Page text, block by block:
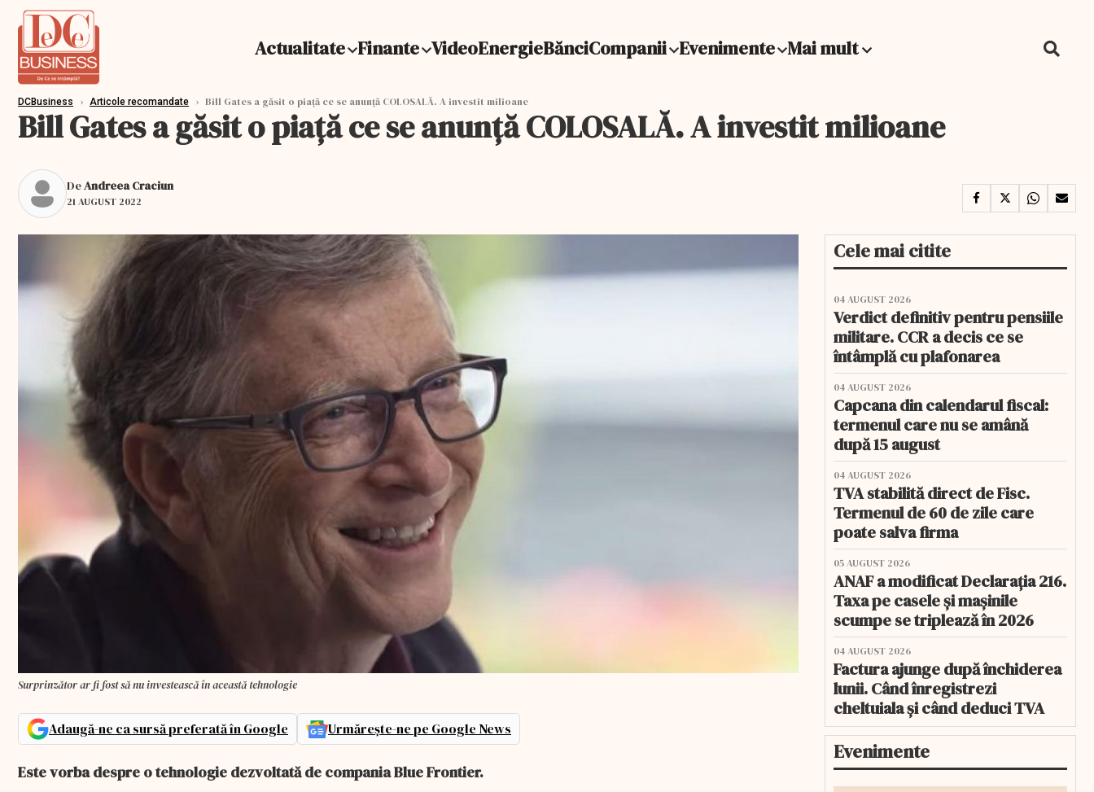
Actualitate Finante VideoEnergieBănciCompanii Evenimente Mai mult
DCBusiness › Articole recomandate › Bill Gates a găsit o piață ce se anunță COLOSALĂ. A investit milioane
Bill Gates a găsit o piață ce se anunță COLOSALĂ. A investit milioane
DeAndreea Craciun
21 AUGUST 2022
Surprinzător ar fi fost să nu investească în această tehnologie
Adaugă-ne ca sursă preferată în Google Urmărește-ne pe Google News
Este vorba despre o tehnologie dezvoltată de compania Blue Frontier.
Cele mai citite
04 AUGUST 2026
Verdict definitiv pentru pensiile
militare. CCR a decis ce se
întâmplă cu plafonarea
04 AUGUST 2026
Capcana din calendarul fiscal:
termenul care nu se amână
după 15 august
04 AUGUST 2026
TVA stabilită direct de Fisc.
Termenul de 60 de zile care
poate salva firma
05 AUGUST 2026
ANAF a modificat Declarația 216.
Taxa pe casele și mașinile
scumpe se triplează în 2026
04 AUGUST 2026
Factura ajunge după închiderea
lunii. Când înregistrezi
cheltuiala și când deduci TVA
Evenimente